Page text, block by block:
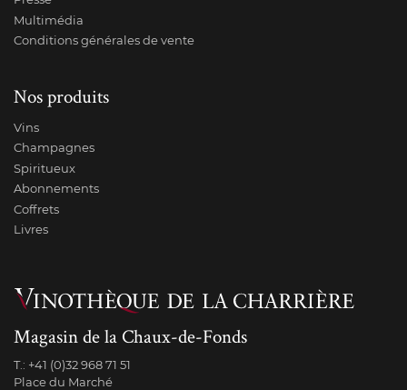
Multimédia
Conditions générales de vente
Nos produits
Vins
Champagnes
Spiritueux
Abonnements
Coffrets
Livres
Magasin de la Chaux-de-Fonds
T.: +41 (0)32 968 71 51
Place du Marché